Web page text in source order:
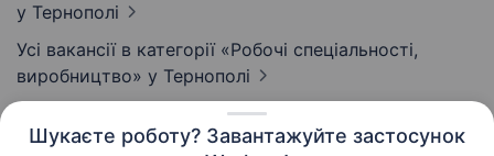
Шукаєте роботу? Завантажуйте застосунок
у Тернополі
Усі вакансії в категорії «Робочі спеціальності,
виробництво» у Тернополі